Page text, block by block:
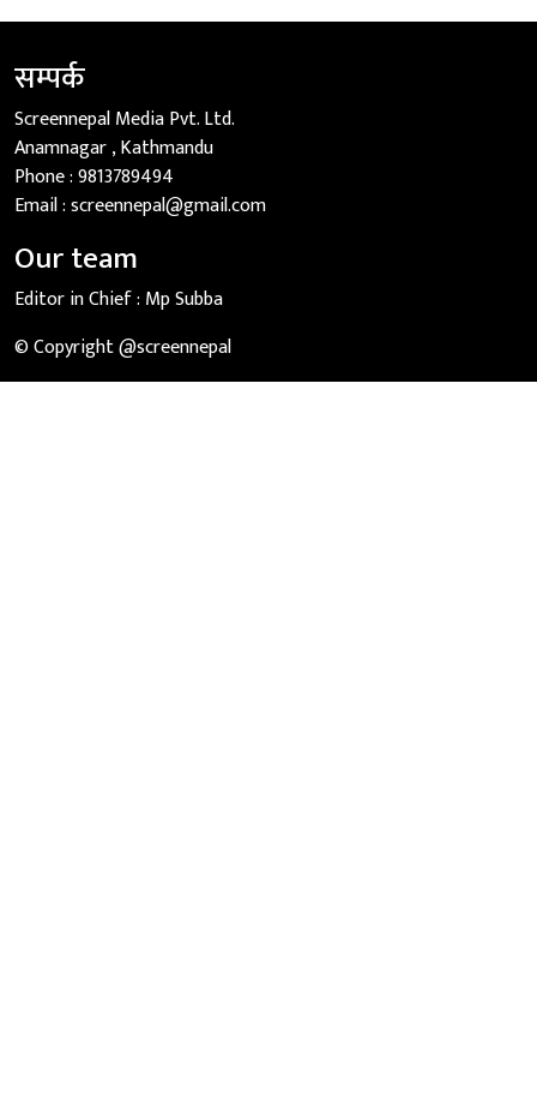
सम्पर्क
Screennepal Media Pvt. Ltd.
Anamnagar , Kathmandu
Phone :9813789494
Email :screennepal@gmail.com
Our team
Editor in Chief : Mp Subba
© Copyright @screennepal